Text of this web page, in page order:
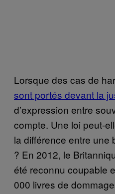
Lorsque des cas de
sont portés devant la
d’expression entre
compte. Une loi peut-
la différence entre une
? En 2012, le
été reconnu coupable
000 livres de